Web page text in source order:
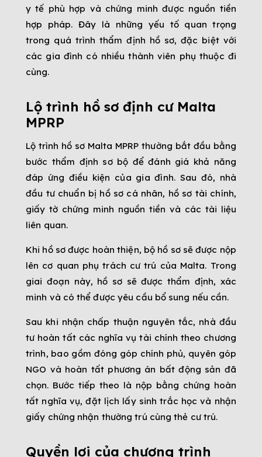
y tế phù hợp và chứng minh được nguồn tiền
hợp pháp. Đây là những yếu tố quan trọng
trong quá trình thẩm định hồ sơ, đặc biệt với
các gia đình có nhiều thành viên phụ thuộc đi
cùng.
Lộ trình hồ sơ định cư Malta
MPRP
Lộ trình hồ sơ Malta MPRP thường bắt đầu bằng
bước thẩm định sơ bộ để đánh giá khả năng
đáp ứng điều kiện của gia đình. Sau đó, nhà
đầu tư chuẩn bị hồ sơ cá nhân, hồ sơ tài chính,
giấy tờ chứng minh nguồn tiền và các tài liệu
liên quan.
Khi hồ sơ được hoàn thiện, bộ hồ sơ sẽ được nộp
lên cơ quan phụ trách cư trú của Malta. Trong
giai đoạn này, hồ sơ sẽ được thẩm định, xác
minh và có thể được yêu cầu bổ sung nếu cần.
Sau khi nhận chấp thuận nguyên tắc, nhà đầu
tư hoàn tất các nghĩa vụ tài chính theo chương
trình, bao gồm đóng góp chính phủ, quyên góp
NGO và hoàn tất phương án bất động sản đã
chọn. Bước tiếp theo là nộp bằng chứng hoàn
tất nghĩa vụ, đặt lịch lấy sinh trắc học và nhận
giấy chứng nhận thường trú cùng thẻ cư trú.
Quyền lợi của chương trình